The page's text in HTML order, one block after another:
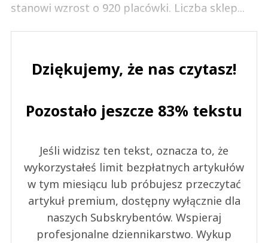
stanowi wzrost o 920 placówki. Liczba sklep...
Dziękujemy, że nas czytasz!
Pozostało jeszcze 83% tekstu
Jeśli widzisz ten tekst, oznacza to, że
wykorzystałeś limit bezpłatnych artykułów
w tym miesiącu lub próbujesz przeczytać
artykuł premium, dostępny wyłącznie dla
naszych Subskrybentów. Wspieraj
profesjonalne dziennikarstwo. Wykup